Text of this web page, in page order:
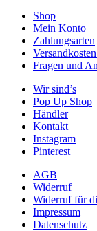
Shop
Mein Konto
Zahlungsarten
Fragen und
Wir sind’s
Pop Up Shop
Händler
Kontakt
Instagram
Pinterest
AGB
Widerruf
Widerruf für
Impressum
Datenschutz